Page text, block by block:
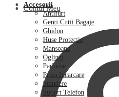
Contul Meu
Accesorii
Antifurt
Genti Cutii Bagaje
Ghidon
Huse Protectie
Mansoane
Oglinzi
Parbrize
Priza Incarcare
Standere
Suport Telefon